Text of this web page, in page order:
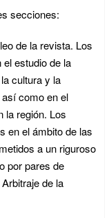
secciones:
de la revista. Los
estudio de la
cultura y la
como en el
la región. Los
en el ámbito de las
a un riguroso
por pares de
de la